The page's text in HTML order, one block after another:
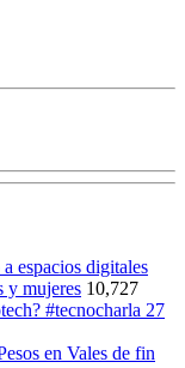
espacios digitales
y mujeres 10,727
#tecnocharla 27
en Vales de fin